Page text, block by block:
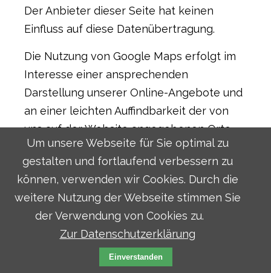
Der Anbieter dieser Seite hat keinen
Einfluss auf diese Datenübertragung.
Die Nutzung von Google Maps erfolgt im
Interesse einer ansprechenden
Darstellung unserer Online-Angebote und
an einer leichten Auffindbarkeit der von
uns auf der Website angegebenen Orte.
Dies stellt ein berechtigtes Interesse im
Sinne von Art. 6 Abs. 1 lit. f DSGVO dar.
Mehr Informationen zum Umgang mit
Nutzerdaten finden Sie in der
Datenschutzerklärung von Google:
https://www.google.de/intl/de/policies/
Um unsere Webseite für Sie optimal zu
gestalten und fortlaufend verbessern zu
können, verwenden wir Cookies. Durch die
weitere Nutzung der Webseite stimmen Sie
der Verwendung von Cookies zu.
Zur Datenschutzerklärung
Einverstanden